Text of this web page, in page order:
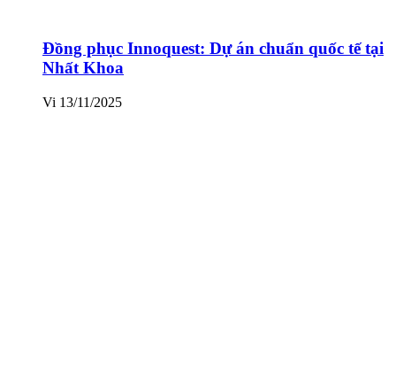
Đồng phục Innoquest: Dự án chuẩn quốc tế tại
Nhất Khoa
Vi 13/11/2025